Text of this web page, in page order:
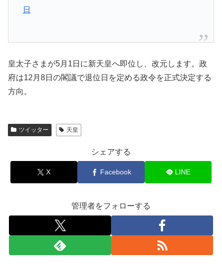
日
皇太子さまが5月1日に新天皇へ即位し、改元します。政
府は12月8日の閣議で退位日を定める政令を正式決定する
方向。
ツイッター 天皇
シェアする
X Facebook LINE
管理者をフォローする